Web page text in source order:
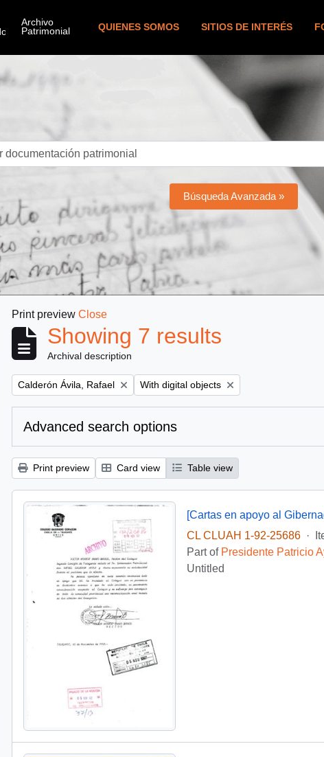
QUIENES SOMOS SITIOS DE INTERÉS
Búsqueda Avanzada »
Print preview Close
Showing 7 results
Archival description
Remove filter:
Calderón Ávila, Rafael Remove filter:
With digital objects
Advanced search options
Print preview Card view Table view
[Cartas en apoyo al
CL CLUAH 1-92-25686
·
Part of Presidente Patricio
Untitled